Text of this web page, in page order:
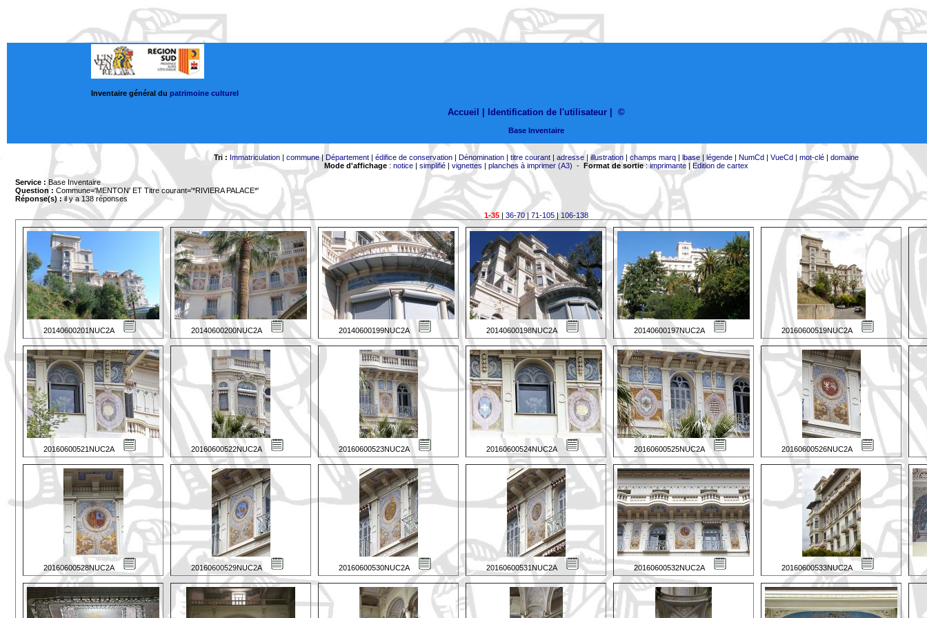
Inventaire général du patrimoine culturel
Accueil | Identification de l'utilisateur ©
Base Inventaire
Tri : Immatriculation| commune| Département| édifice de conservation| Dénomination| titre courant| adresse|illustration| champs marq| lbase| légende| NumCd| VueCd| mot-clé| domaine
Mode d'affichage: notice| simplifié| vignettes | planches à imprimer (A3) - Format de sortie:imprimante| Edition de cartex
Service : Base Inventaire
Question : Commune='MENTON' ET Titre courant='*RIVIERA PALACE*'
Réponse(s) :il y a 138 réponses
1-35| 36-70| 71-105|106-138
20140600201NUC2A 20140600200NUC2A 20140600199NUC2A 20140600198NUC2A 20140600197NUC2A 20160600519NUC2A
20160600521NUC2A 20160600522NUC2A 20160600523NUC2A 20160600524NUC2A 20160600525NUC2A 20160600526NUC2A
20160600528NUC2A 20160600529NUC2A 20160600530NUC2A 20160600531NUC2A 20160600532NUC2A 20160600533NUC2A